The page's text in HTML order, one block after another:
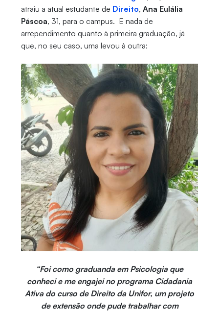
atraiu a atual estudante de Direito, Ana Eulália
Páscoa, 31, para o campus. E nada de
arrependimento quanto à primeira graduação, já
que, no seu caso, uma levou à outra:
“Foi como graduanda em Psicologia que
conheci e me engajei no programa Cidadania
Ativa do curso de Direito da Unifor, um projeto
de extensão onde pude trabalhar com